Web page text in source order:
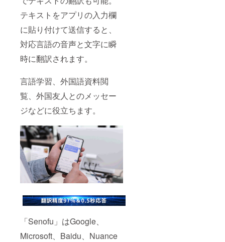
テキストをアプリの入力欄
に貼り付けて送信すると、
対応言語の音声と文字に瞬
時に翻訳されます。
言語学習、外国語資料閲
覧、外国友人とのメッセー
ジなどに役立ちます。
「Senofu」はGoogle、
Microsoft、Baidu、Nuance